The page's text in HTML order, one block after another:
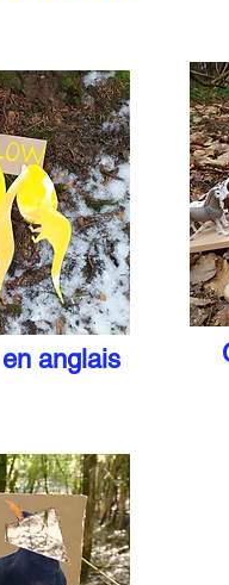
anglais